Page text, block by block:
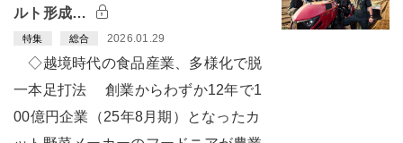
ルト形成…
特集 総合 2026.01.29
◇越境時代の食品産業、多様化で脱
一本足打法 創業からわずか12年で1
00億円企業（25年8月期）となったカ